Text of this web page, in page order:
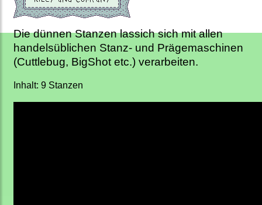
Die dünnen Stanzen lassich sich mit allen
handelsüblichen Stanz- und Prägemaschinen
(Cuttlebug, BigShot etc.) verarbeiten.
Inhalt: 9 Stanzen